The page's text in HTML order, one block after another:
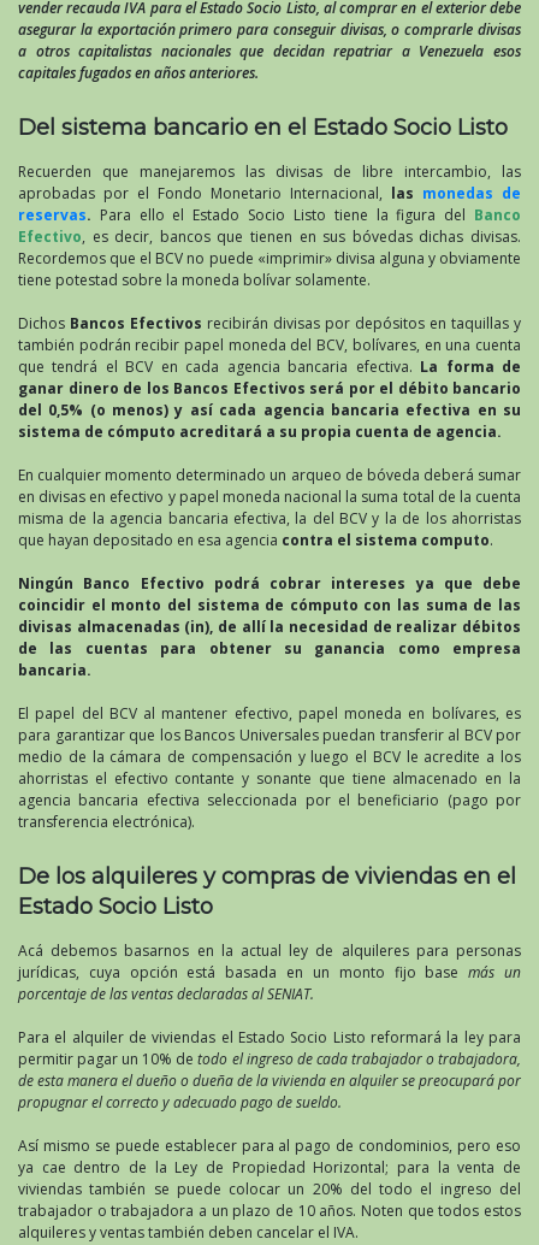
vender recauda IVA para el Estado Socio Listo, al comprar en el exterior debe
asegurar la exportación primero para conseguir divisas, o comprarle divisas
a otros capitalistas nacionales que decidan repatriar a Venezuela esos
capitales fugados en años anteriores.
Del sistema bancario en el Estado Socio Listo
Recuerden que manejaremos las divisas de libre intercambio, las
aprobadas por el Fondo Monetario Internacional, las monedas de
reservas. Para ello el Estado Socio Listo tiene la figura del Banco
Efectivo, es decir, bancos que tienen en sus bóvedas dichas divisas.
Recordemos que el BCV no puede «imprimir» divisa alguna y obviamente
tiene potestad sobre la moneda bolívar solamente.
Dichos Bancos Efectivos recibirán divisas por depósitos en taquillas y
también podrán recibir papel moneda del BCV, bolívares, en una cuenta
que tendrá el BCV en cada agencia bancaria efectiva. La forma de
ganar dinero de los Bancos Efectivos será por el débito bancario
del 0,5% (o menos) y así cada agencia bancaria efectiva en su
sistema de cómputo acreditará a su propia cuenta de agencia.
En cualquier momento determinado un arqueo de bóveda deberá sumar
en divisas en efectivo y papel moneda nacional la suma total de la cuenta
misma de la agencia bancaria efectiva, la del BCV y la de los ahorristas
que hayan depositado en esa agencia contra el sistema computo.
Ningún Banco Efectivo podrá cobrar intereses ya que debe
coincidir el monto del sistema de cómputo con las suma de las
divisas almacenadas (in), de allí la necesidad de realizar débitos
de las cuentas para obtener su ganancia como empresa
bancaria.
El papel del BCV al mantener efectivo, papel moneda en bolívares, es
para garantizar que los Bancos Universales puedan transferir al BCV por
medio de la cámara de compensación y luego el BCV le acredite a los
ahorristas el efectivo contante y sonante que tiene almacenado en la
agencia bancaria efectiva seleccionada por el beneficiario (pago por
transferencia electrónica).
De los alquileres y compras de viviendas en el
Estado Socio Listo
Acá debemos basarnos en la actual ley de alquileres para personas
jurídicas, cuya opción está basada en un monto fijo basemás un
porcentaje de las ventas declaradas al SENIAT.
Para el alquiler de viviendas el Estado Socio Listo reformará la ley para
permitir pagar un 10% detodo el ingreso de cada trabajador o trabajadora,
de esta manera el dueño o dueña de la vivienda en alquiler se preocupará por
propugnar el correcto y adecuado pago de sueldo.
Así mismo se puede establecer para al pago de condominios, pero eso
ya cae dentro de la Ley de Propiedad Horizontal; para la venta de
viviendas también se puede colocar un 20% del todo el ingreso del
trabajador o trabajadora a un plazo de 10 años. Noten que todos estos
alquileres y ventas también deben cancelar el IVA.